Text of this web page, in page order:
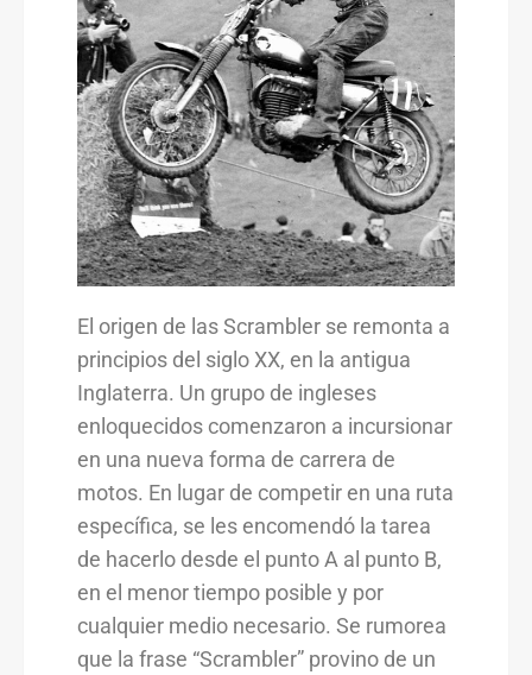
El origen de las Scrambler se remonta a
principios del siglo XX, en la antigua
Inglaterra. Un grupo de ingleses
enloquecidos comenzaron a incursionar
en una nueva forma de carrera de
motos. En lugar de competir en una ruta
específica, se les encomendó la tarea
de hacerlo desde el punto A al punto B,
en el menor tiempo posible y por
cualquier medio necesario. Se rumorea
que la frase “Scrambler” provino de un